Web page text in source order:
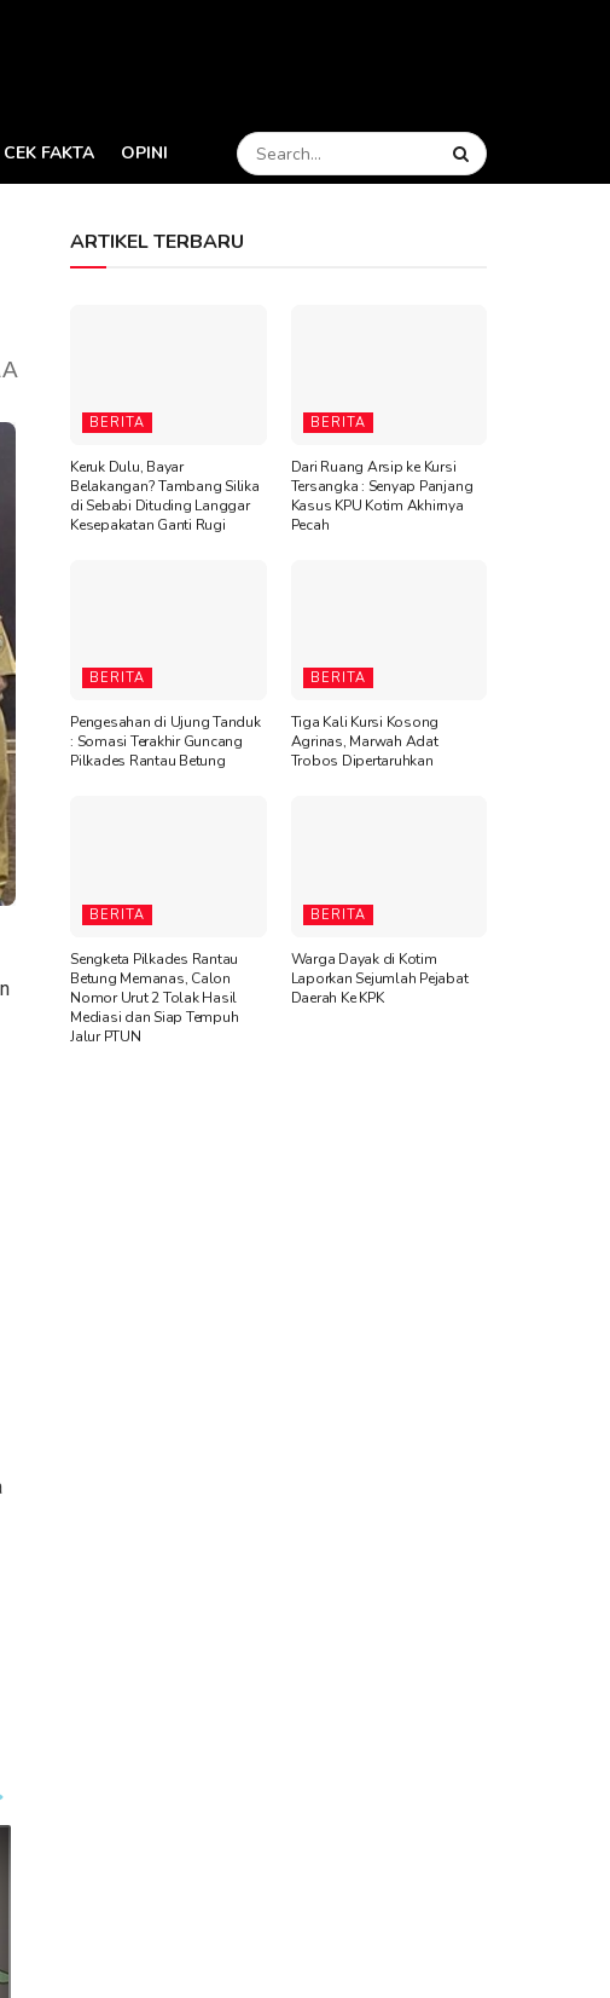
CEK FAKTA OPINI
A
ARTIKEL TERBARU
BERITA
Keruk Dulu, Bayar
Belakangan? Tambang Silika
di Sebabi Dituding Langgar
Kesepakatan Ganti Rugi
BERITA
Dari Ruang Arsip ke Kursi
Tersangka : Senyap Panjang
Kasus KPU Kotim Akhirnya
Pecah
BERITA
Pengesahan di Ujung Tanduk
: Somasi Terakhir Guncang
Pilkades Rantau Betung
BERITA
Tiga Kali Kursi Kosong
Agrinas, Marwah Adat
Trobos Dipertaruhkan
BERITA
Sengketa Pilkades Rantau
Betung Memanas, Calon
Nomor Urut 2 Tolak Hasil
Mediasi dan Siap Tempuh
Jalur PTUN
BERITA
Warga Dayak di Kotim
Laporkan Sejumlah Pejabat
Daerah Ke KPK